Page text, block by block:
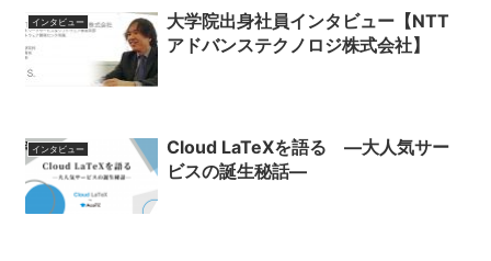
インタビュー
大学院出身社員インタビュー【NTT
アドバンステクノロジ株式会社】
インタビュー
Cloud LaTeXを語る ―大人気サー
ビスの誕生秘話―